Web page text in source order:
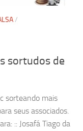
/
sortudos de
sorteando mais
seus associados.
:: Josafá Tiago da